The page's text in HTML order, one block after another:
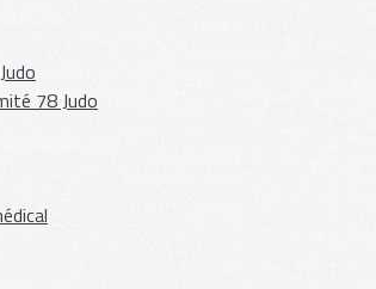
78 Judo